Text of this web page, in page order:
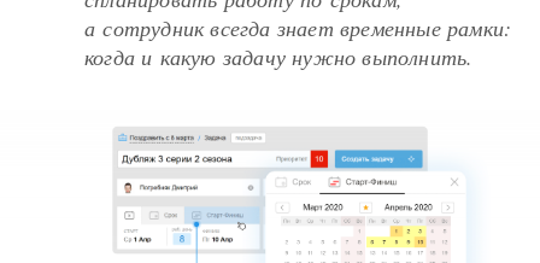
а сотрудник всегда знает временные рамки:
когда и какую задачу нужно выполнить.